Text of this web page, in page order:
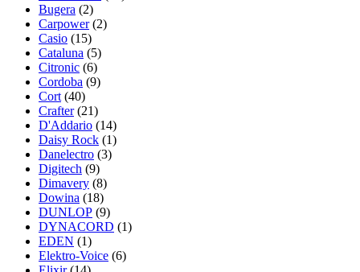
Bugera (2)
Carpower(2)
Casio (15)
Cataluna (5)
Citronic (6)
Cordoba (9)
Cort (40)
Crafter(21)
D'Addario (14)
Daisy Rock (1)
Danelectro (3)
Digitech (9)
Dimavery (8)
Dowina (18)
DUNLOP (9)
DYNACORD (1)
EDEN (1)
Elektro-Voice (6)